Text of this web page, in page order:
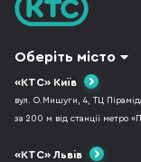
Оберіть місто
«КТС» Київ
вул. О.Мишуги, 4, ТЦ
за 200 м від станції метро
«КТС» Львів